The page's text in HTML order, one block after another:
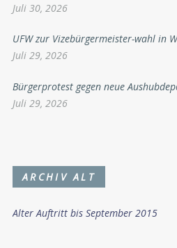
Juli 30, 2026
UFW zur Vizebürgermeister-wahl in
Juli 29, 2026
Bürgerprotest gegen neue
Juli 29, 2026
ARCHIV ALT
Alter Auftritt bis September 2015